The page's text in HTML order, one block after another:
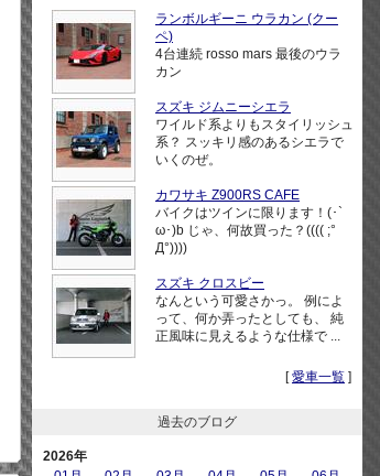
ランボルギーニ ウラカン (クー
ペ)
4台連続 rosso mars 最後のウラ
カン
スズキ ジムニーシエラ
ワイルド系よりもスタイリッシュ
系？ スッキリ感のあるシエラで
いくのぜ。
カワサキ Z900RS CAFE
バイクはツインに限ります！(･`
ω･)b じゃ、何故買った？(((( ;°
Д°))))
スズキ クロスビー
なんという可愛さかっ。 例によ
って、何か弄ったとしても、 純
正風味に見えるような仕様で ...
[愛車一覧 ]
過去のブログ
2026年